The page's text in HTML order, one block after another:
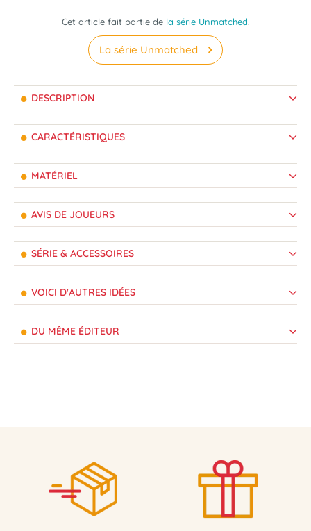
Cet article fait partie de la série Unmatched.
La série Unmatched
DESCRIPTION
CARACTÉRISTIQUES
MATÉRIEL
AVIS DE JOUEURS
SÉRIE & ACCESSOIRES
VOICI D'AUTRES IDÉES
DU MÊME ÉDITEUR